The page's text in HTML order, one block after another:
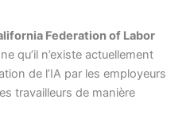
Federation of Labor
qu’il n’existe actuellement
de l’IA par les employeurs
travailleurs de manière